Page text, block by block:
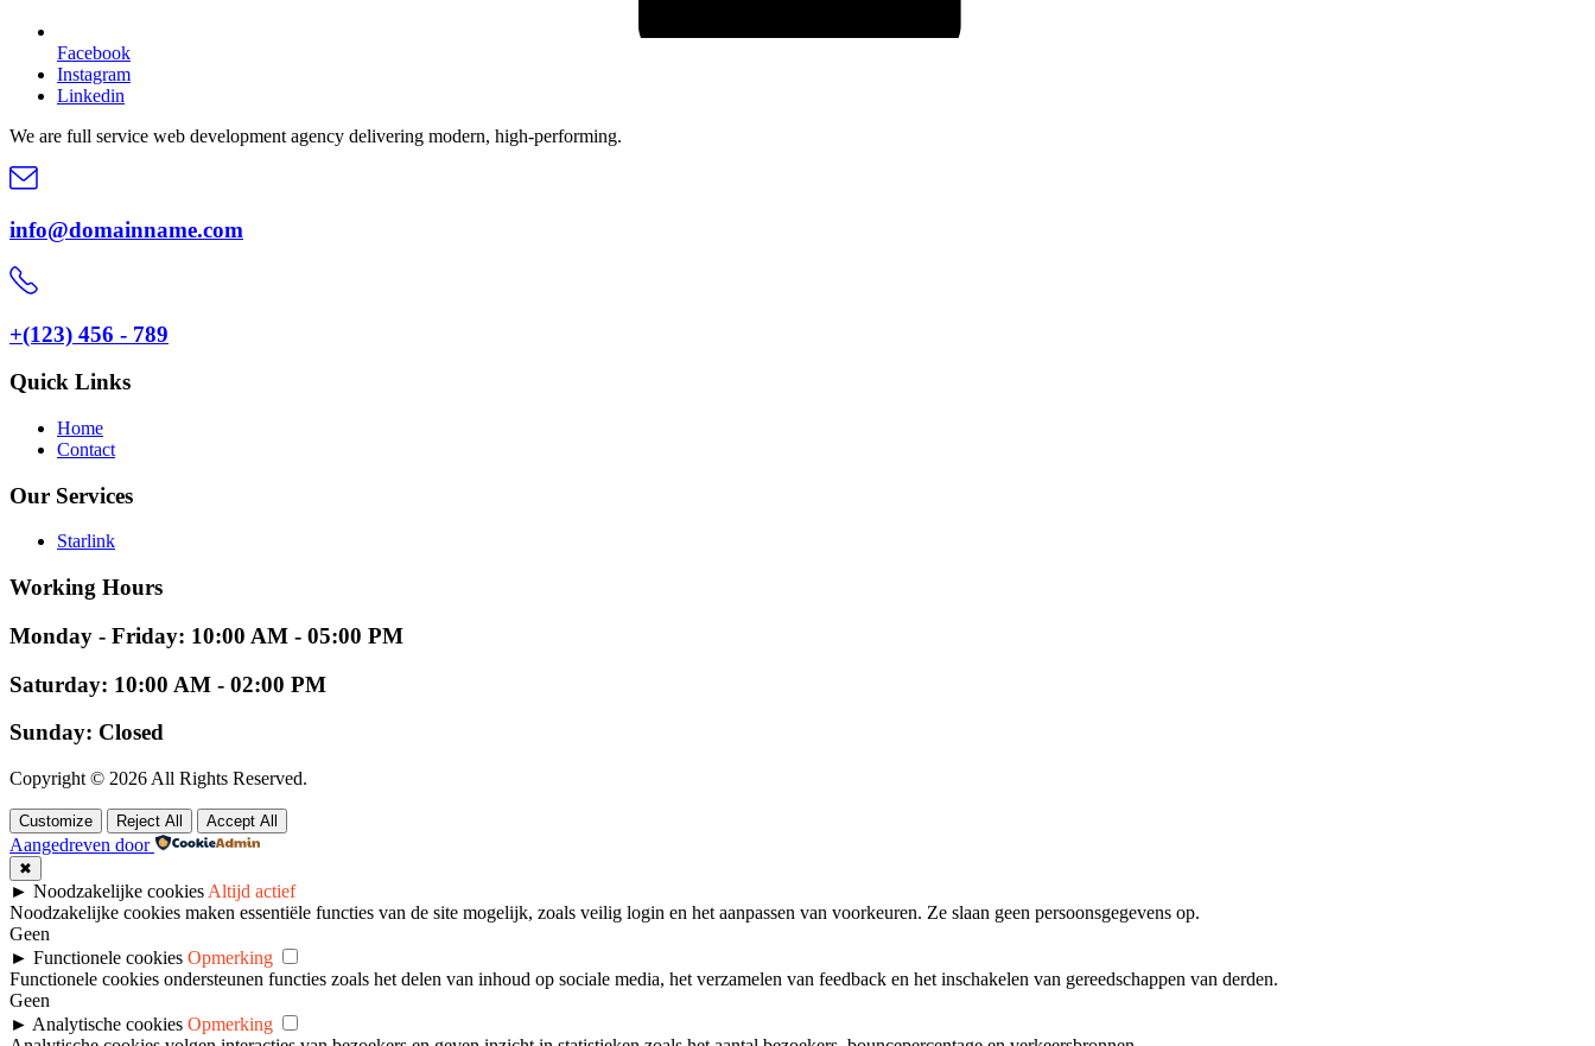
Facebook
Instagram
Linkedin
We are full service web development agency delivering modern, high-performing.
info@domainname.com
+(123) 456 - 789
Quick Links
Home
Contact
Our Services
Starlink
Working Hours
Monday - Friday: 10:00 AM - 05:00 PM
Saturday: 10:00 AM - 02:00 PM
Sunday: Closed
Copyright © 2026 All Rights Reserved.
Customize Reject All Accept All
Aangedreven door
✖
► Noodzakelijke cookies Altijd actief
Noodzakelijke cookies maken essentiële functies van de site mogelijk, zoals veilig login en het aanpassen van voorkeuren. Ze slaan geen persoonsgegevens op.
Geen
► Functionele cookies Opmerking
Functionele cookies ondersteunen functies zoals het delen van inhoud op sociale media, het verzamelen van feedback en het inschakelen van gereedschappen van derden.
Geen
► Analytische cookies Opmerking